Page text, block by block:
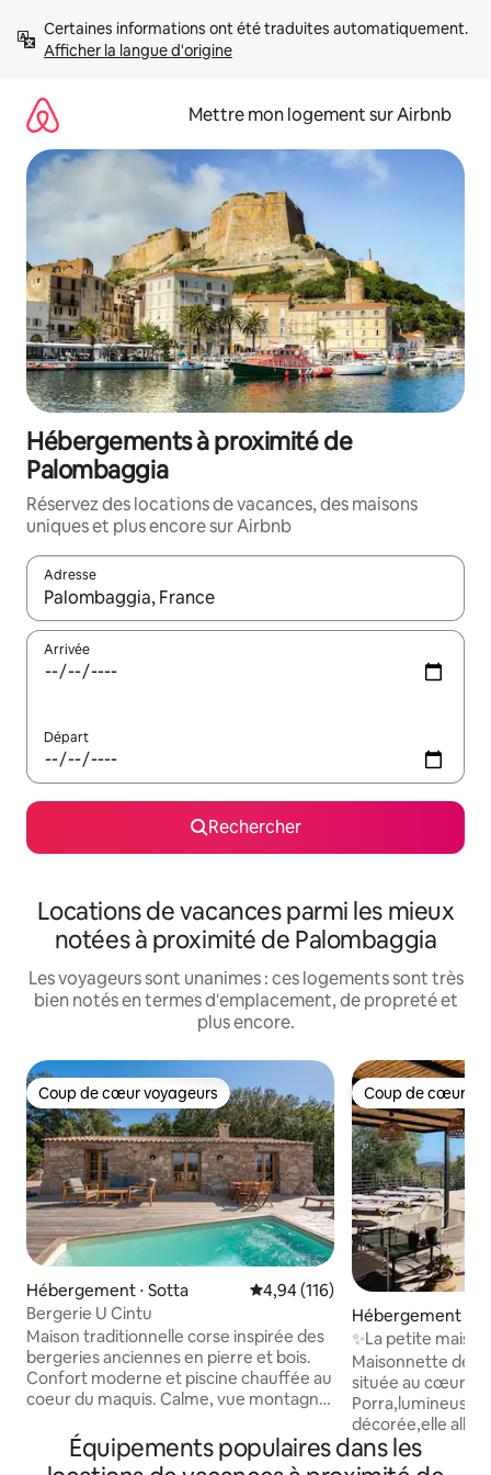
directement
Afficher la langue d'origine
Mettre mon logement sur Airbnb
Hébergements à proximité de
Palombaggia
Réservez des locations de vacances, des maisons
uniques et plus encore sur Airbnb
Adresse
Lorsque les résultats s'affichent, utilisez les flèches vers le
Arrivée
Départ
Rechercher
Locations de vacances parmi les mieux
notées à proximité de Palombaggia
Les voyageurs sont unanimes : ces logements sont très
bien notés en termes d'emplacement, de propreté et
plus encore.
Coup de cœur voyageurs
Coup de cœur voyageurs
Hébergement ⋅ Sotta Évaluation moyenne sur la
4,94 (116)
Bergerie U Cintu
Maison traditionnelle corse inspirée des
bergeries anciennes en pierre et bois.
Confort moderne et piscine chauffée au
coeur du maquis. Calme, vue montagne
coin cuisine, salon et cheminée et de 2
chambres avec salle d’eau. Il apporte
Coup de cœur
Coup de cœur
Hébergement ⋅
hio
✨La petite maison de
Palombaggia
Maisonnette de
située au cœur
Porra,lumineuse
décorée,elle allie
Palombaggia et
maison dispose
Équipements populaires dans les